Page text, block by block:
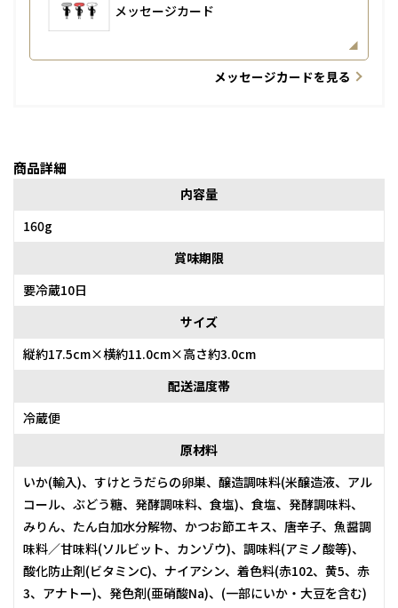
メッセージカード
メッセージカードを見る
商品詳細
内容量
160g
賞味期限
要冷蔵10日
サイズ
縦約17.5cm×横約11.0cm×高さ約3.0cm
配送温度帯
冷蔵便
原材料
いか(輸入)、すけとうだらの卵巣、醸造調味料(米醸造液、アル
コール、ぶどう糖、発酵調味料、食塩)、食塩、発酵調味料、
みりん、たん白加水分解物、かつお節エキス、唐辛子、魚醤調
味料／甘味料(ソルビット、カンゾウ)、調味料(アミノ酸等)、
酸化防止剤(ビタミンC)、ナイアシン、着色料(赤102、黄5、赤
3、アナトー)、発色剤(亜硝酸Na)、(一部にいか・大豆を含む)